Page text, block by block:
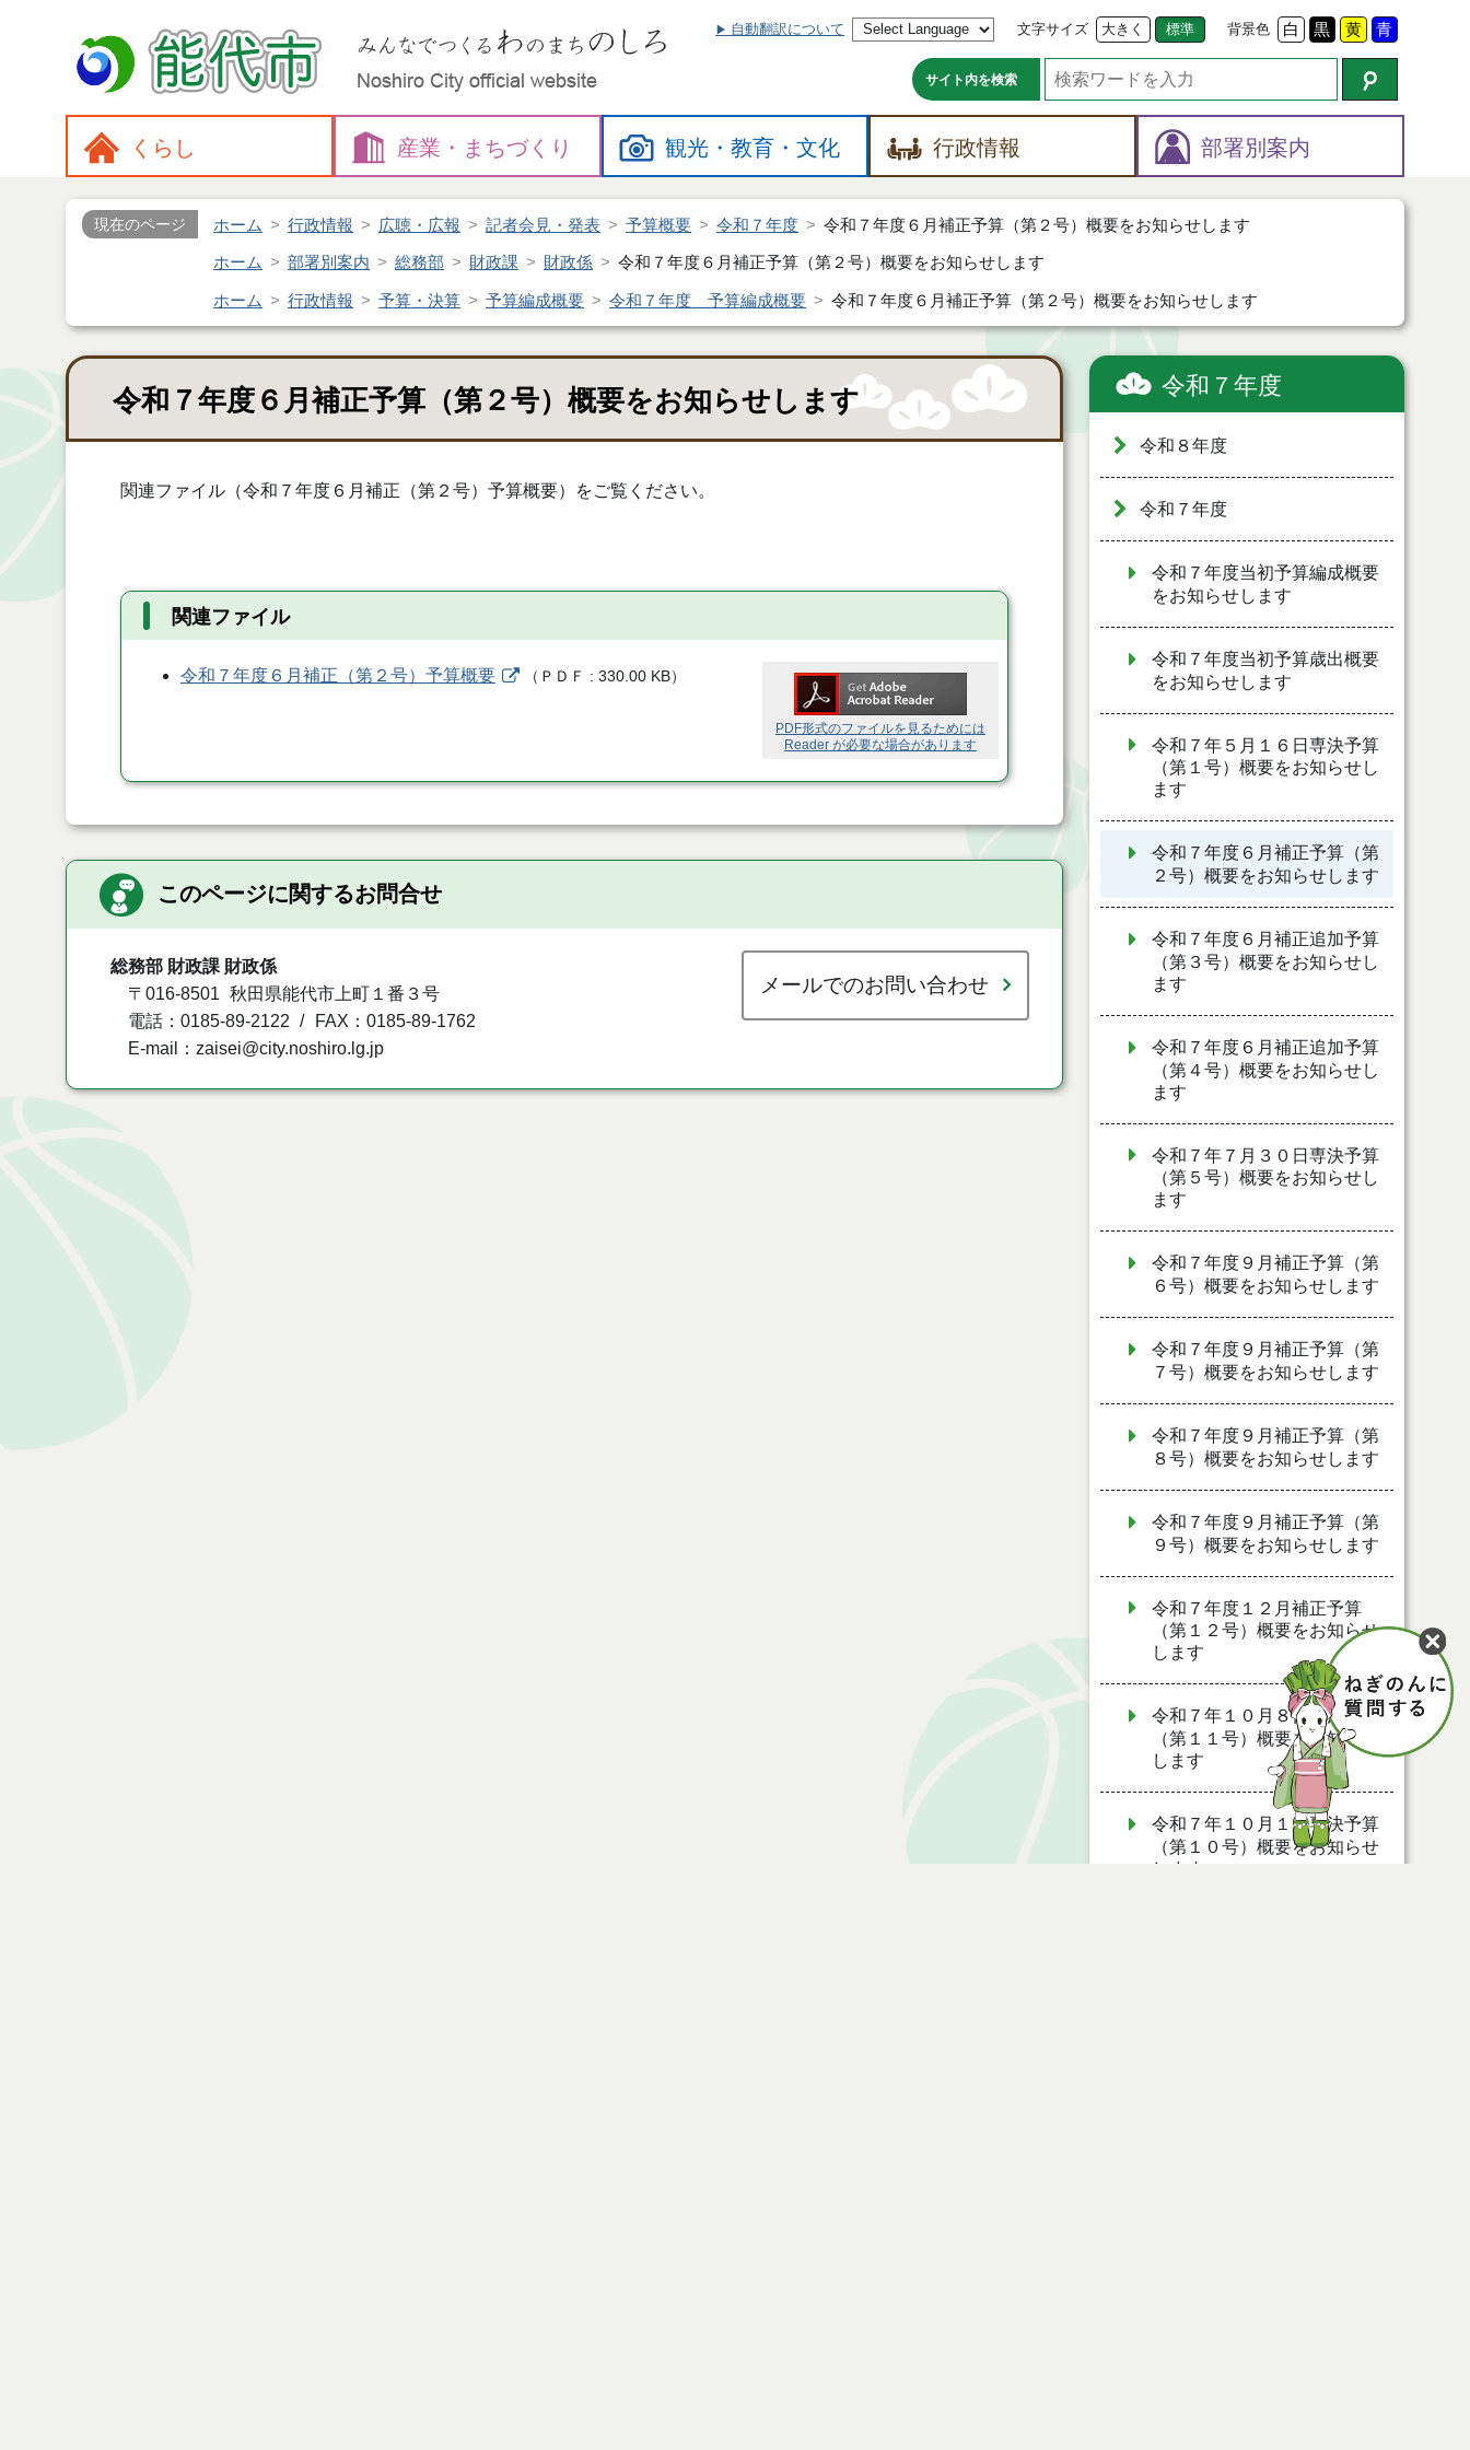
自動翻訳について 文字サイズ 大きく 標準 背景色 白 黒 黄 青
サイト内を検索
くらし 産業・ まちづくり 観光・教育・文化 行政情報 部署別案内
現在のページ ホーム 行政情報 広聴・広報 記者会見・発表 予算概要 令和７年度 令和７年度６月補正予算（第２号）概要をお知らせします
ホーム 部署別案内 総務部 財政課 財政係 令和７年度６月補正予算（第２号）概要をお知らせします
ホーム 行政情報 予算・決算 予算編成概要 令和７年度 予算編成概要 令和７年度６月補正予算（第２号）概要をお知らせします
令和７年度６月補正予算（第２号）概要をお知らせします
関連ファイル（令和７年度６月補正（第２号）予算概要）をご覧ください。
関連ファイル
PDF形式のファイルを見るためには
Reader が必要な場合があります
令和７年度６月補正（第２号）予算概要 （ ＰＤＦ 330.00 KB）
このページに関するお問合せ
総務部 財政課 財政係
〒016-8501
秋田県能代市上町１番３号
電話：0185-89-2122
FAX：0185-89-1762
E-mail：zaisei@city.noshiro.lg.jp
メールでのお問い合わせ
令和７年度
令和８年度
令和７年度
令和７年度当初予算編成概要
をお知らせします
令和７年度当初予算歳出概要
をお知らせします
令和７年５月１６日専決予算
（第１号）概要をお知らせし
ます
令和７年度６月補正予算（第
２号）概要をお知らせします
令和７年度６月補正追加予算
（第３号）概要をお知らせし
ます
令和７年度６月補正追加予算
（第４号）概要をお知らせし
ます
令和７年７月３０日専決予算
（第５号）概要をお知らせし
ます
令和７年度９月補正予算（第
６号）概要をお知らせします
令和７年度９月補正予算（第
７号）概要をお知らせします
令和７年度９月補正予算（第
８号）概要をお知らせします
令和７年度９月補正予算（第
９号）概要をお知らせします
令和７年度１２月補正予算
（第１２号）概要をお知らせ
します
令和７年１０月８日専決予算
（第１１号）概要をお知らせ
します
令和７年１０月１日専決予算
（第１０号）概要をお知らせ
します